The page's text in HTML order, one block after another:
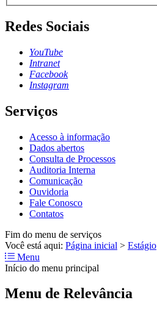
Redes Sociais
YouTube
Intranet
Facebook
Instagram
Serviços
Acesso à informação
Dados abertos
Consulta de Processos
Auditoria Interna
Comunicação
Ouvidoria
Fale Conosco
Contatos
Fim do menu de serviços
Você está aqui: Página inicial > Estágio
Menu
Início do menu principal
Menu de Relevância